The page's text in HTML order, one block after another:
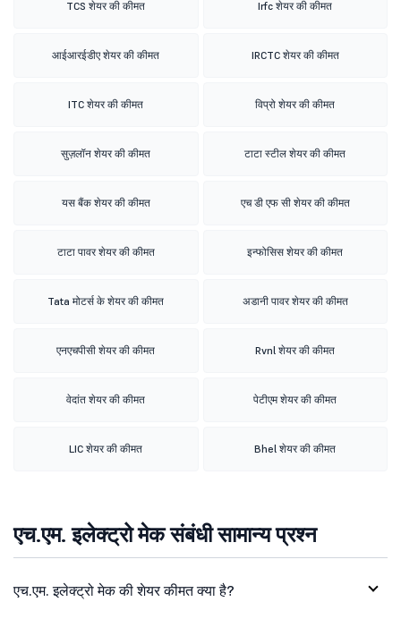
TCS शेयर की कीमत Irfc शेयर की कीमत
आईआरईडीए शेयर की कीमत IRCTC शेयर की कीमत
ITC शेयर की कीमत विप्रो शेयर की कीमत
सुज़लॉन शेयर की कीमत टाटा स्टील शेयर की कीमत
यस बैंक शेयर की कीमत एच डी एफ सी शेयर की कीमत
टाटा पावर शेयर की कीमत इन्फोसिस शेयर की कीमत
Tata मोटर्स के शेयर की कीमत अडानी पावर शेयर की कीमत
एनएचपीसी शेयर की कीमत Rvnl शेयर की कीमत
वेदांत शेयर की कीमत पेटीएम शेयर की कीमत
LIC शेयर की कीमत Bhel शेयर की कीमत
एच.एम. इलेक्ट्रो मेक संबंधी सामान्य प्रश्न
एच.एम. इलेक्ट्रो मेक की शेयर कीमत क्या है?